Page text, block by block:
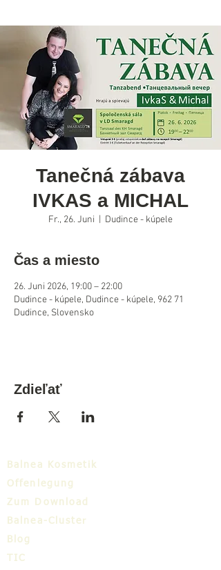
Tanečná zábava
IVKAS a MICHAL
Fr., 26. Juni Dudince - kúpele
Čas a miesto
26. Juni 2026, 19:00 – 22:00
Dudince - kúpele, Dudince - kúpele, 962 71
Dudince, Slovensko
Zdieľať
Balnea Kosmetik
Offenlegung
Zum Download
Balnea-Cluster
Blog
TIC